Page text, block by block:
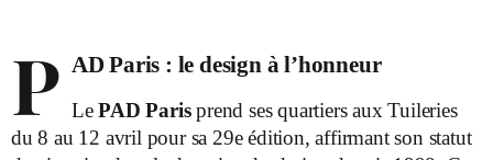
P AD Paris : le design à l’honneur
LePAD Parisprend ses quartiers aux Tuileries
du 8 au 12 avril pour sa 29eédition, affirmant son statut